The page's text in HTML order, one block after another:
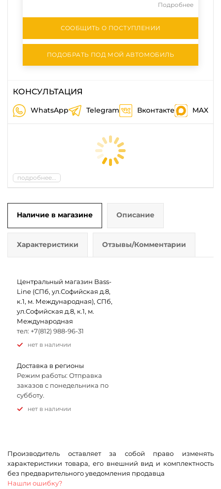
Подробнее
СООБЩИТЬ О ПОСТУПЛЕНИИ
ПОДОБРАТЬ ПОД МОЙ АВТОМОБИЛЬ
КОНСУЛЬТАЦИЯ
WhatsApp Telegram Вконтакте MAX
подробнее...
Наличие в магазине Описание
Характеристики Отзывы/Комментарии
Центральный магазин Bass-
Line (СПб, ул.Софийская д.8,
к.1, м. Международная), СПб,
ул.Софийская д.8, к.1, м.
Международная
тел: +7(812) 988-96-31
Нет в наличии
Доставка в регионы
Режим работы: Отправка
заказов с понедельника по
субботу.
Нет в наличии
Производитель оставляет за собой право изменять
характеристики товара, его внешний вид и комплектность
без предварительного уведомления продавца
Нашли ошибку?